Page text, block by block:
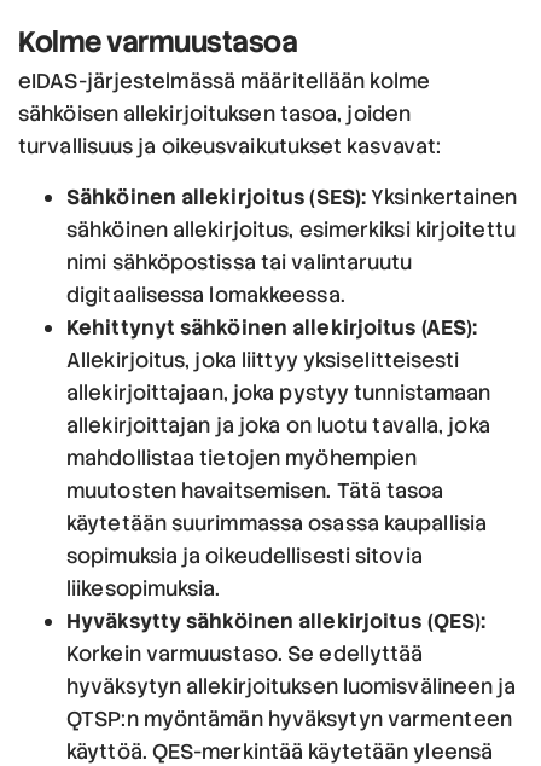
Kolme varmuustasoa
eIDAS-järjestelmässä määritellään kolme
sähköisen allekirjoituksen tasoa, joiden
turvallisuus ja oikeusvaikutukset kasvavat:
Sähköinen allekirjoitus (SES):Yksinkertainen
sähköinen allekirjoitus, esimerkiksi kirjoitettu
nimi sähköpostissa tai valintaruutu
digitaalisessa lomakkeessa.
Kehittynyt sähköinen allekirjoitus (AES):
Allekirjoitus, joka liittyy yksiselitteisesti
allekirjoittajaan, joka pystyy tunnistamaan
allekirjoittajan ja joka on luotu tavalla, joka
mahdollistaa tietojen myöhempien
muutosten havaitsemisen. Tätä tasoa
käytetään suurimmassa osassa kaupallisia
sopimuksia ja oikeudellisesti sitovia
liikesopimuksia.
Hyväksytty sähköinen allekirjoitus (QES):
Korkein varmuustaso. Se edellyttää
hyväksytyn allekirjoituksen luomisvälineen ja
QTSP:n myöntämän hyväksytyn varmenteen
käyttöä. QES-merkintää käytetään yleensä